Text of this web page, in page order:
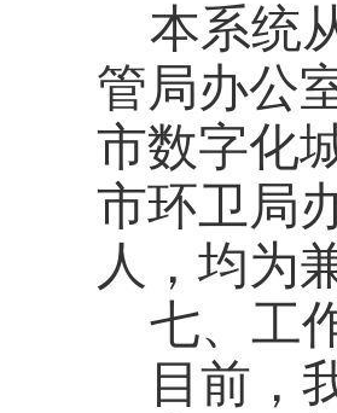
本系统
管局办公
市数字化
市环卫局
人，均为
七、工
目前，